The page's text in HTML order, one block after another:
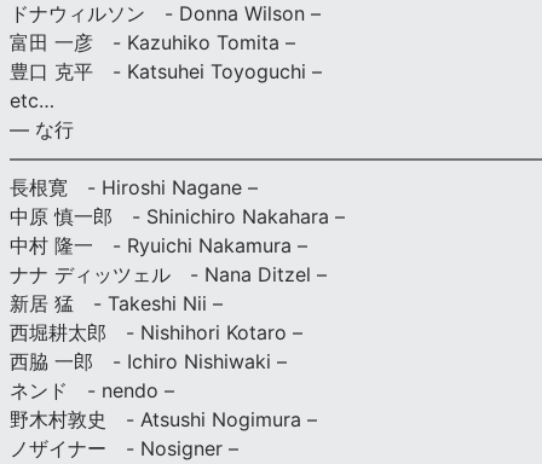
ドナウィルソン - Donna Wilson –
富田 一彦 - Kazuhiko Tomita –
豊口 克平 - Katsuhei Toyoguchi –
etc…
— な行
長根寛 - Hiroshi Nagane –
中原 慎一郎 - Shinichiro Nakahara –
中村 隆一 - Ryuichi Nakamura –
ナナ ディッツェル - Nana Ditzel –
新居 猛 - Takeshi Nii –
西堀耕太郎 - Nishihori Kotaro –
西脇 一郎 - Ichiro Nishiwaki –
ネンド - nendo –
野木村敦史 - Atsushi Nogimura –
ノザイナー - Nosigner –